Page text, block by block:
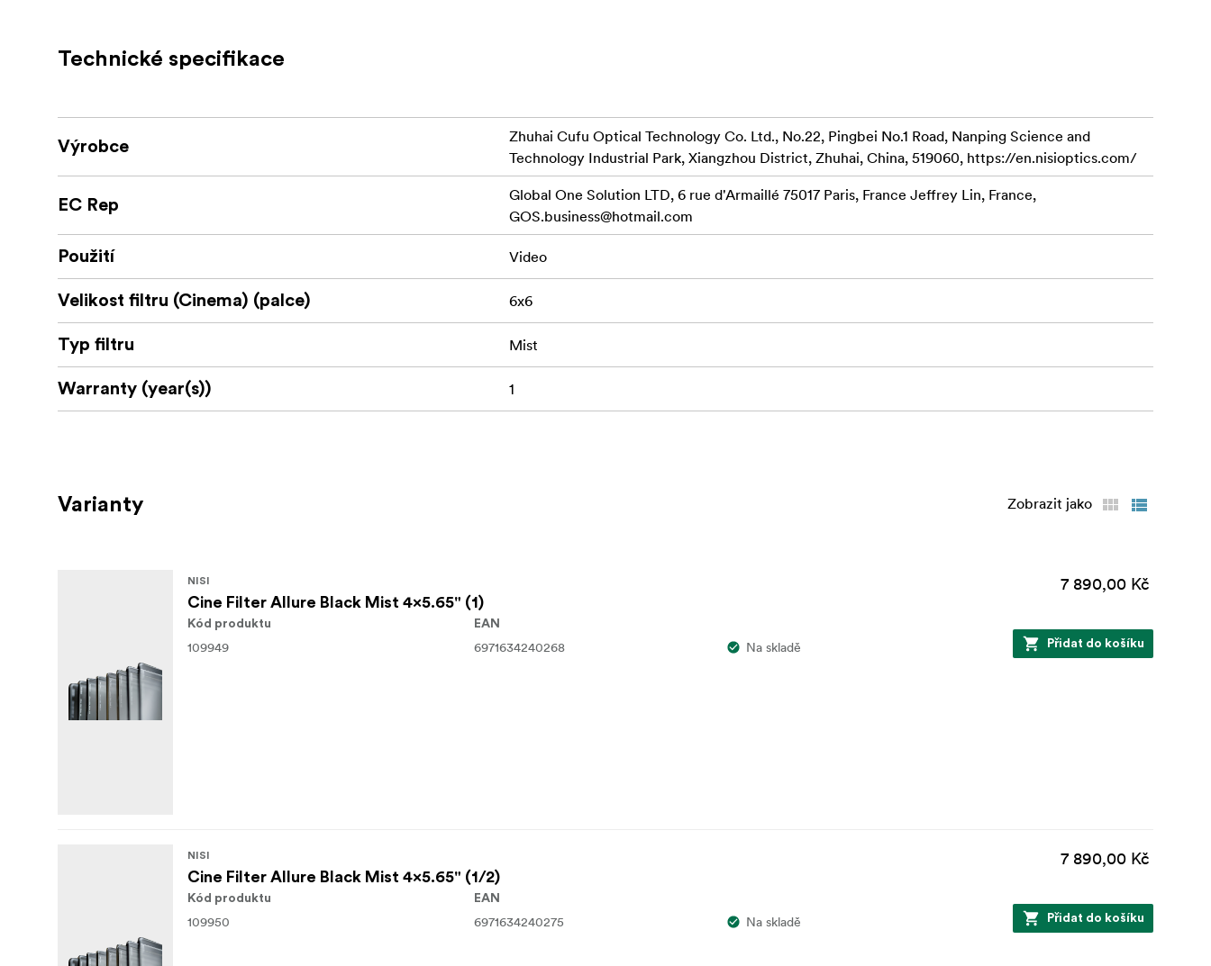
Technické specifikace
Výrobce
Zhuhai Cufu Optical Technology Co. Ltd., No.22, Pingbei No.1 Road, Nanping Science and
Technology Industrial Park, Xiangzhou District, Zhuhai, China, 519060, https://en.nisioptics.com/
EC Rep
Global One Solution LTD, 6 rue d'Armaillé 75017 Paris, France Jeffrey Lin, France,
GOS.business@hotmail.com
Použití Video
Velikost filtru (Cinema) (palce) 6x6
Typ filtru Mist
Warranty (year(s)) 1
Varianty Zobrazit jako
NISI
Cine Filter Allure Black Mist 4x5.65" (1)
7 890,00 Kč
Kód produktu
109949
EAN
6971634240268 Na skladě Přidat do košíku
NISI
Cine Filter Allure Black Mist 4x5.65" (1/2)
7 890,00 Kč
Kód produktu
109950
EAN
6971634240275 Na skladě Přidat do košíku